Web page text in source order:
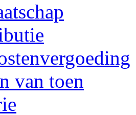
van toen